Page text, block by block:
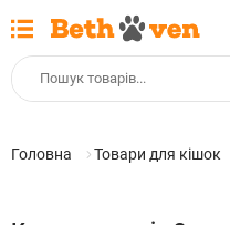
Головна Товари для кішок